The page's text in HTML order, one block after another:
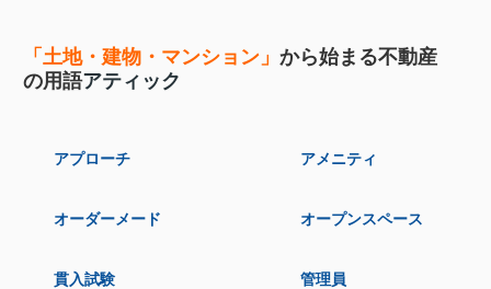
「土地・建物・マンション」 から始まる不動産
の用語アティック
アプローチ アメニティ
オーダーメード オープンスペース
貫入試験 管理員